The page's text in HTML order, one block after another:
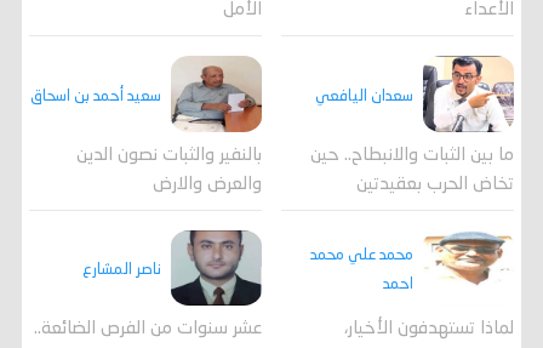
الأعداء
الأمل
سعدان اليافعي
ما بين الثبات والانبطاح.. حين
تخاض الحرب بعقيدتين
سعيد أحمد بن اسحاق
بالنفير والثبات نصون الدين
والعرض والارض
محمد علي محمد
احمد
لماذا تستهدفون الأخيار،
ناصر المشارع
عشر سنوات من الفرص الضائعة..